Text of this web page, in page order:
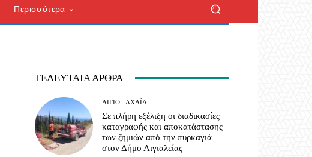
Περισσότερα
ΤΕΛΕΥΤΑΊΑ ΆΡΘΡΑ
ΑΊΓΙΟ - ΑΧΑΪ́Α
Σε πλήρη εξέλιξη οι διαδικασίες
καταγραφής και αποκατάστασης
των ζημιών από την πυρκαγιά
στον Δήμο Αιγιαλείας